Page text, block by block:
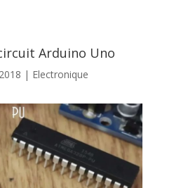
Arduino Uno
| Electronique